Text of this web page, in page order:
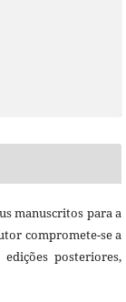
manuscritos para a
compromete-se a
posteriores,